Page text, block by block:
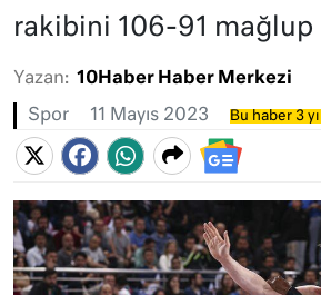
rakibini 106-91 mağlup
Yazan: 10Haber Haber Merkezi
Spor 11 Mayıs 2023 Bu haber 3